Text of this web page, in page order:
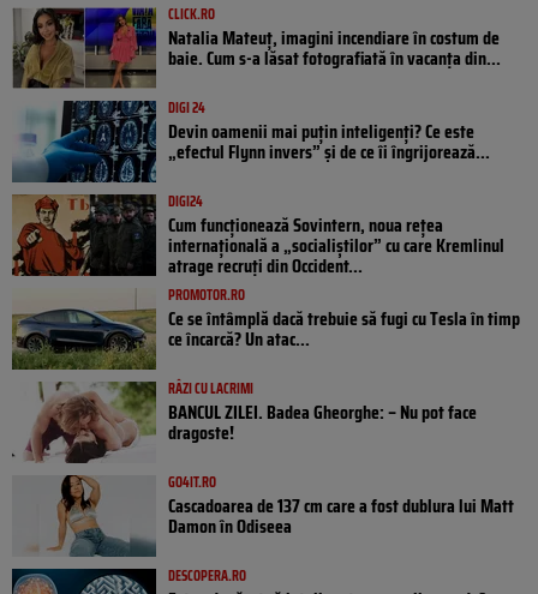
CLICK.RO
Natalia Mateuț, imagini incendiare în costum de
baie. Cum s-a lăsat fotografiată în vacanța din...
DIGI 24
Devin oamenii mai puțin inteligenți? Ce este
„efectul Flynn invers” și de ce îi îngrijorează...
DIGI24
Cum funcționează Sovintern, noua rețea
internațională a „socialiștilor” cu care Kremlinul
atrage recruți din Occident...
PROMOTOR.RO
Ce se întâmplă dacă trebuie să fugi cu Tesla în timp
ce încarcă? Un atac...
RÂZI CU LACRIMI
BANCUL ZILEI. Badea Gheorghe: – Nu pot face
dragoste!
GO4IT.RO
Cascadoarea de 137 cm care a fost dublura lui Matt
Damon în Odiseea
DESCOPERA.RO